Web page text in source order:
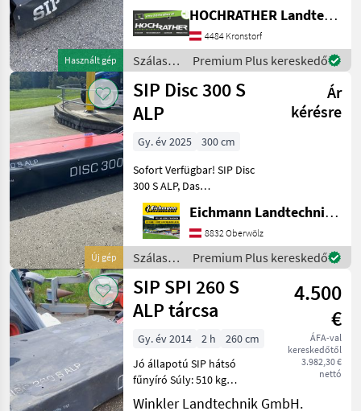
MARKETPLACE
Marketplace
Kereskedői
ajánlatok
Apróhirdetések
Használt gép
Zustand + Wenig Gebraucht
+ Hydraulischer
Seitenschutz +
Eigengewicht: 580Kg +
Arbeit
HOCHRATHER Landtechnik GmbH
4484 Kronstorf
Szálastakarmány
betakarítók
/ SIP
Premium Plus kereskedő
Új gép
SIP Disc 300 S
ALP
Ár
kérésre
Gy. év 2025
300 cm
Sofort Verfügbar! SIP Disc
300 S ALP, Das
Heckmähwerk DISC 300 S
ALP garantiert auch in
extrem steilem Gelände
eine hohe Mähqualität.
Ausstattung & Details:
Eichmann Landtechnik GmbH
8832 Oberwölz
Szálastakarmány
betakarítók
/ SIP
Premium Plus kereskedő
SIP SPI 260 S
ALP tárcsa
4.500
€
ÁFA-val
kereskedőtől
3.982,30 €
nettó
Gy. év 2014 2 h
260 cm
Jó állapotú SIP hátsó
fűnyíró Súly: 510 kg
Kaszagerendely: Tárcsák,
Winkler Landtechnik GmbH.